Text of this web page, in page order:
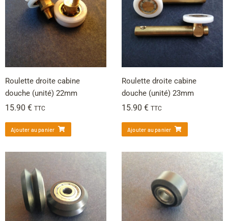
Roulette droite cabine
douche (unité) 22mm
15.90 € TTC
Ajouter au panier
Roulette droite cabine
douche (unité) 23mm
15.90 € TTC
Ajouter au panier